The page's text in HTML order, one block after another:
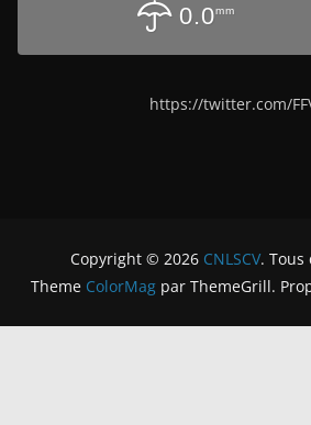
0.0mm
https://twitter.com/
Copyright © 2026 CNLSCV. Tous
Theme ColorMagpar ThemeGrill.